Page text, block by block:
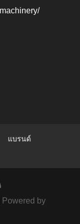
แบรนด์
| Powered by